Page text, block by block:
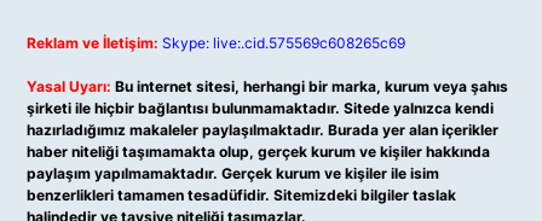
Reklam ve İletişim: Skype: live:.cid.575569c608265c69
Yasal Uyarı: Bu internet sitesi, herhangi bir marka, kurum veya şahıs
şirketi ile hiçbir bağlantısı bulunmamaktadır. Sitede yalnızca kendi
hazırladığımız makaleler paylaşılmaktadır. Burada yer alan içerikler
haber niteliği taşımamakta olup, gerçek kurum ve kişiler hakkında
paylaşım yapılmamaktadır. Gerçek kurum ve kişiler ile isim
benzerlikleri tamamen tesadüfidir. Sitemizdeki bilgiler taslak
halindedir ve tavsiye niteliği taşımazlar.